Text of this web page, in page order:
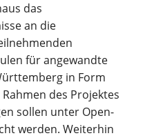
das
an die
für angewandte
in Form
des Projektes
sollen unter Open-
werden. Weiterhin